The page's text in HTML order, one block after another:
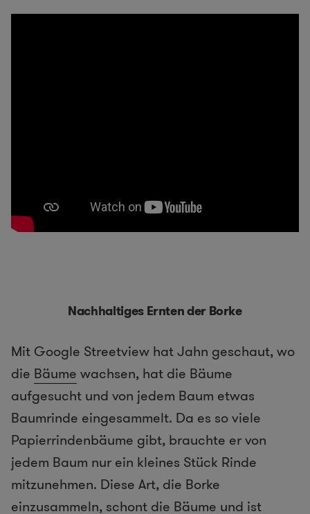
Nachhaltiges Ernten der Borke
Mit Google Streetview hat Jahn geschaut, wo
die Bäume wachsen, hat die Bäume
aufgesucht und von jedem Baum etwas
Baumrinde eingesammelt. Da es so viele
Papierrindenbäume gibt, brauchte er von
jedem Baum nur ein kleines Stück Rinde
mitzunehmen. Diese Art, die Borke
einzusammeln, schont die Bäume und ist